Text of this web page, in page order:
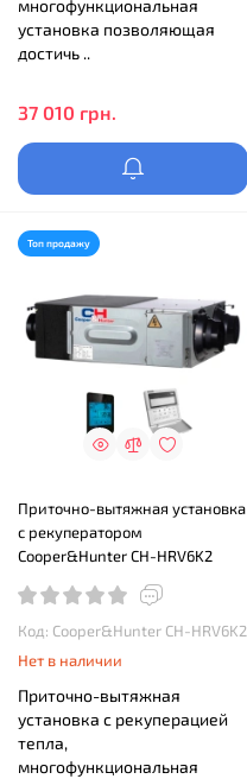
многофункциональная
установка позволяющая
достичь ..
37 010 грн.
Топ продажу
Приточно-вытяжная установка
с рекуператором
Cooper&Hunter CH-HRV6K2
Код: Cooper&Hunter CH-HRV6K2
Нет в наличии
Приточно-вытяжная
установка с рекуперацией
тепла,
многофункциональная